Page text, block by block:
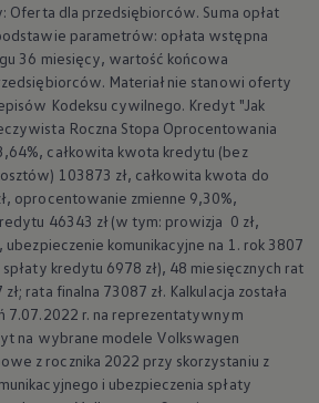
Oferta dla przedsiębiorców. Suma opłat
parametrów: opłata wstępna
36 miesięcy, wartość końcowa
Materiał nie stanowi oferty
Kodeksu cywilnego. Kredyt "Jak
Roczna Stopa Oprocentowania
całkowita kwota kredytu (bez
103873 zł, całkowita kwota do
oprocentowanie zmienne 9,30%,
46343 zł (w tym: prowizja 0 zł,
ubezpieczenie komunikacyjne na 1. rok 3807
spłaty kredytu 6978 zł), 48 miesięcznych rat
rata finalna 73087 zł. Kalkulacja została
7.07.2022 r. na reprezentatywnym
na wybrane modele Volkswagen
z rocznika 2022 przy skorzystaniu z
i ubezpieczenia spłaty